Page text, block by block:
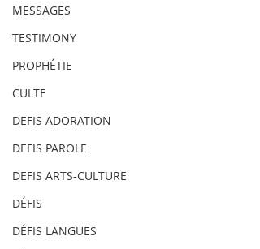
MESSAGES
TESTIMONY
PROPHÉTIE
CULTE
DEFIS ADORATION
DEFIS PAROLE
DEFIS ARTS-CULTURE
DÉFIS
DÉFIS LANGUES